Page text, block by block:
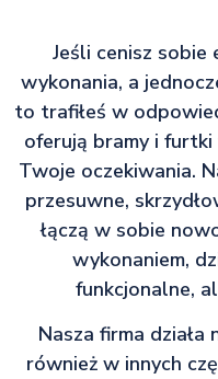
Jeśli cenisz
wykonania, a
to trafiłeś w
oferują bramy i furtki
Twoje oczekiwania.
przesuwne,
łączą w sobie
wykonaniem,
funkcjonalne,
Nasza firma
również w innych